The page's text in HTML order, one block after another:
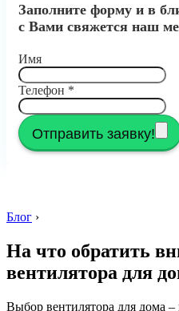
Заполните форму и в
с Вами свяжется наш
Имя
Телефон *
Отправить заявку!
Блог ›
На что обратить
вентилятора для
Выбор вентилятора для дома